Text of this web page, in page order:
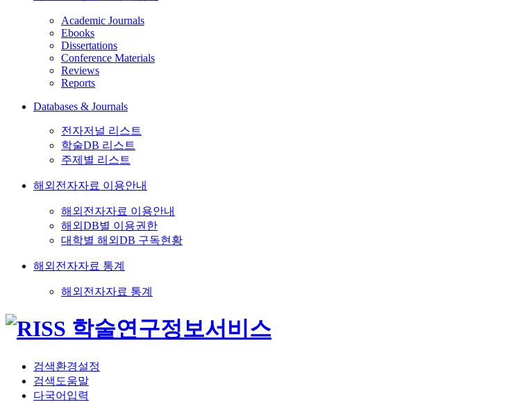
Academic Journals
Ebooks
Dissertations
Conference Materials
Reviews
Reports
Databases & Journals
전자저널 리스트
학술DB 리스트
주제별 리스트
해외전자자료 이용안내
해외전자자료 이용안내
해외DB별 이용권한
대학별 해외DB 구독현황
해외전자자료 통계
해외전자자료 통계
검색환경설정
검색도움말
다국어입력